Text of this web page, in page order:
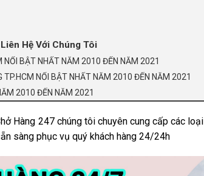
Hệ Với Chúng Tôi
NỔI BẬT NHẤT NĂM 2010 ĐẾN NĂM 2021
TP.HCM NỔI BẬT NHẤT NĂM 2010 ĐẾN NĂM 2021
2010 ĐẾN NĂM 2021
Hàng 247 chúng tôi chuyên cung cấp các loại
sàng phục vụ quý khách hàng 24/24h